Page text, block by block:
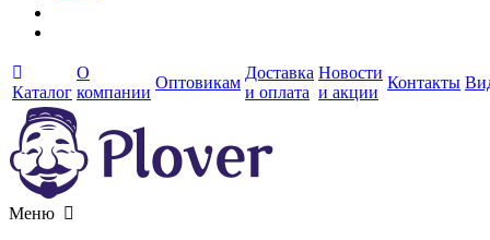
Каталог
О
компании
Оптовикам
Доставка
и оплата
Новости
и акции
Контакты
Меню